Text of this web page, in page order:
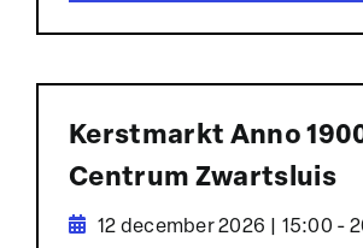
Kerstmarkt Anno
Centrum Zwartsluis
12 december 2026 | 15:00 -